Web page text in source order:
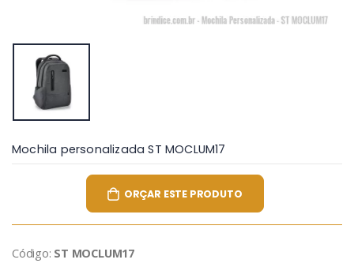
Mochila personalizada ST MOCLUM17
ORÇAR ESTE PRODUTO
Código: ST MOCLUM17